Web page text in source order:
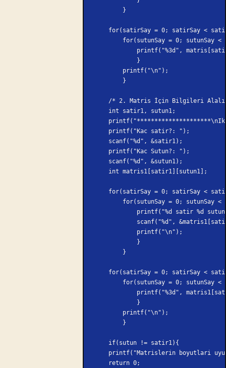
        }
for(satirSay = 0; satirSay <
for(sutunSay = 0;
printf("%3d",
            }
        printf("\n");
        }
/* 2. Matris İçin Bilgileri
    int satir1, sutun1;
    printf("Kac satir?: ");
    scanf("%d", &satir1);
    printf("Kac Sutun?: ");
    scanf("%d", &sutun1);
    int matris1[satir1][sutun1];
for(satirSay = 0; satirSay <
for(sutunSay = 0;
printf("%d satir
scanf("%d",
            printf("\n");
            }
        }
for(satirSay = 0; satirSay <
for(sutunSay = 0;
printf("%3d",
            }
        printf("\n");
        }
    if(sutun != satir1){
printf("Matrislerin boyutlari
    return 0;